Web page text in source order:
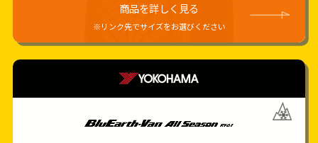
商品を詳しく見る
※リンク先でサイズをお選びください
YOKOHAMA